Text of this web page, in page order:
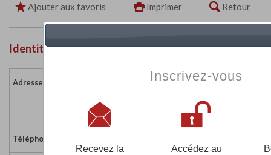
Ajouter aux favoris Imprimer Retour
Identité de l'établissement
Adresse :
11 avenue Guy Bouriat
Téléphone :
Inscrivez-vous
Recevez la
Accédez au